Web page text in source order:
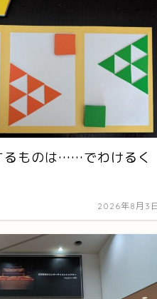
るものは……でわけるく
2026年8月3